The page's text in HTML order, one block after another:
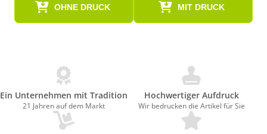
OHNE DRUCK MIT DRUCK
Ein Unternehmen mit Tradition
21 Jahren auf dem Markt
Hochwertiger Aufdruck
Wir bedrucken die Artikel für Sie